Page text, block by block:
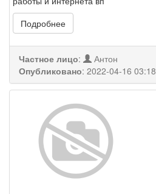
Подробнее
Частное лицо:
Антон
Опубликовано: 2022-04-16 03:18